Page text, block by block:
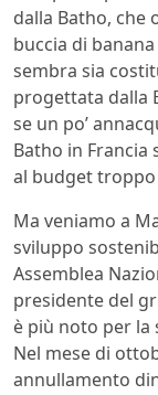
dalla Batho, che
buccia di
sembra sia
progettata dalla
se un po’
Batho in Francia
al budget troppo
Ma veniamo a
sviluppo
Assemblea
presidente del
è più noto per la
Nel mese di
annullamento